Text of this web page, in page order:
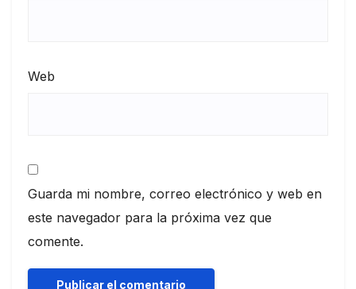
Web
Guarda mi nombre, correo electrónico y web en
este navegador para la próxima vez que
comente.